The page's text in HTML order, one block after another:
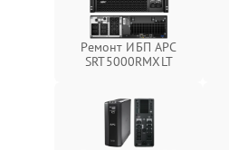
Ремонт ИБП APC
SRT5000RMXLT